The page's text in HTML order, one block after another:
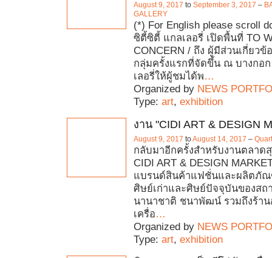
August 9, 2017 to September 3, 2017 –
GALLERY
(*) For English please scroll
ซิตี้ซิตี้ แกลเลอรี่ เปิดพื้นที่ TO
CONCERN / ถึง ผู้มีส่วนเกี่ยวข้
กลุ่มครั้งแรกที่จัดขึ้น ณ บางกอ
เลอรี่ให้ผู้ชมได้พ…
Organized by NEWS
Type: art, exhibition
งาน "CIDI ART & DESIGN
August 9, 2017 toAugust 14, 2017 –
กลับมาอีกครั้งสำหรับงานตลาด
CIDI ART & DESIGN
แบรนด์สินค้าแฟชั่นและผลิตภั
ศิษย์เก่าและศิษย์ปัจจุบันของส
นานาชาติ ชนาพัฒน์ รวมถึงร้าน
เครื่อ…
Organized by NEWS
Type: art, exhibition